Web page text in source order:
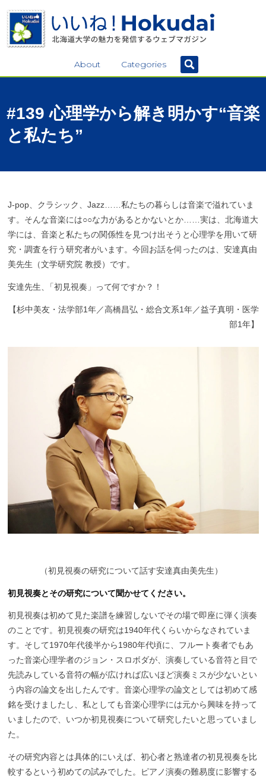
About Categories
#139心理学から解き明かす“音楽
と私たち”
J-pop、クラシック、Jazz……私たちの暮らしは音楽で溢れていま
す。そんな音楽には○○な力があるとかないとか……実は、北海道大
学には、音楽と私たちの関係性を見つけ出そうと心理学を用いて研
究・調査を行う研究者がいます。今回お話を伺ったのは、安達真由
美先生（文学研究院 教授）です。
安達先生 「初見視奏」って何ですか？！
【杉中美友・法学部1年／高橋昌弘・総合文系1年／益子真明・医学
部1年】
（初見視奏の研究について話す安達真由美先生）
初見視奏とその研究について聞かせてください。
初見視奏は初めて見た楽譜を練習しないでその場で即座に弾く演奏
のことです。初見視奏の研究は1940年代くらいからなされていま
す。そして1970年代後半から1980年代頃に、フルート奏者でもあ
った音楽心理学者のジョン・スロボダが、演奏している音符と目で
先読みしている音符の幅が広ければ広いほど演奏ミスが少ないとい
う内容の論文を出したんです。音楽心理学の論文としては初めて感
銘を受けましたし、私としても音楽心理学には元から興味を持って
いましたので、いつか初見視奏について研究したいと思っていまし
た。
その研究内容とは具体的にいえば、初心者と熟達者の初見視奏を比
較するという初めての試みでした。ピアノ演奏の難易度に影響する